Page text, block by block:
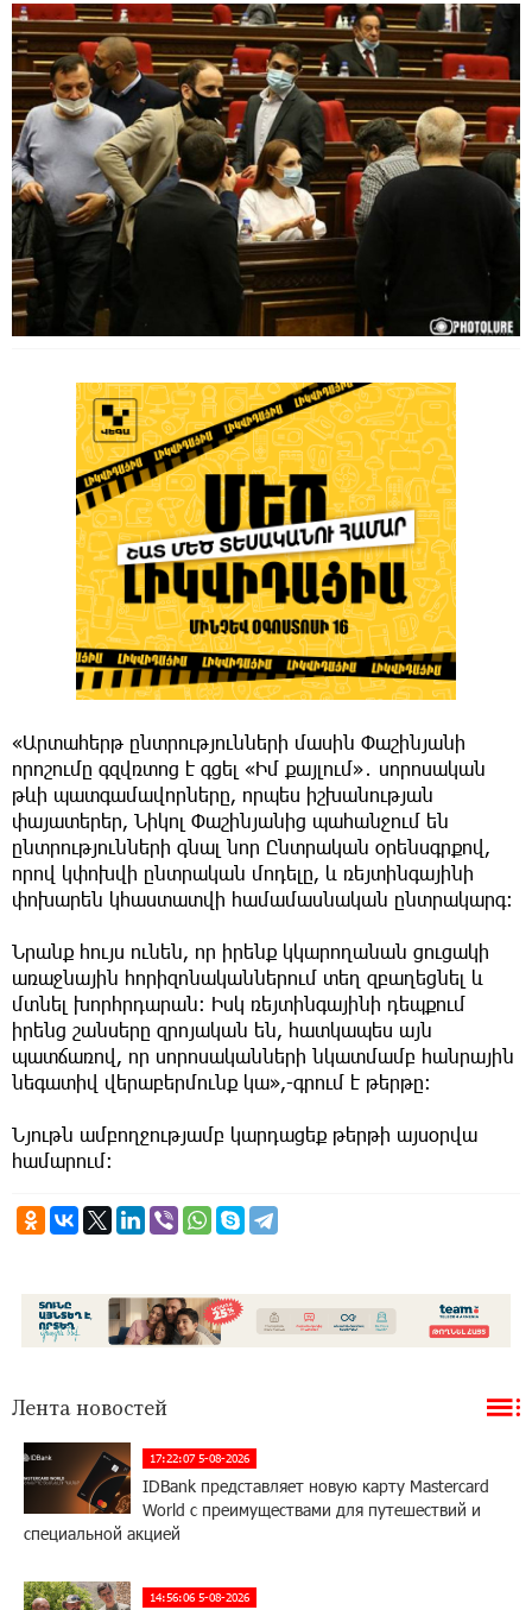
«Արտահերթ ընտրությունների մասին Փաշինյանի
որոշումը գզվռտոց է գցել «Իմ քայլում»․ սորոսական
թևի պատգամավորները, որպես իշխանության
փայատերեր, Նիկոլ Փաշինյանից պահանջում են
ընտրությունների գնալ նոր Ընտրական օրենսգրքով,
որով կփոխվի ընտրական մոդելը, և ռեյտինգայինի
փոխարեն կհաստատվի համամասնական ընտրակարգ։
Նրանք հույս ունեն, որ իրենք կկարողանան ցուցակի
առաջնային հորիզոնականներում տեղ զբաղեցնել և
մտնել խորհրդարան։ Իսկ ռեյտինգայինի դեպքում
իրենց շանսերը զրոյական են, հատկապես այն
պատճառով, որ սորոսականների նկատմամբ հանրային
նեգատիվ վերաբերմունք կա»,-գրում է թերթը:
Նյութն ամբողջությամբ կարդացեք թերթի այսօրվա
համարում:
Лента новостей
17:22:07 5-08-2026
IDBank представляет новую карту Mastercard
World с преимуществами для путешествий и
специальной акцией
14:56:06 5-08-2026